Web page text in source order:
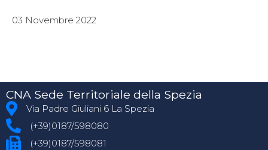
03 Novembre 2022
CNA Sede Territoriale della Spezia
Via Padre Giuliani 6 La Spezia
(+39)0187/598080
(+39)0187/598081